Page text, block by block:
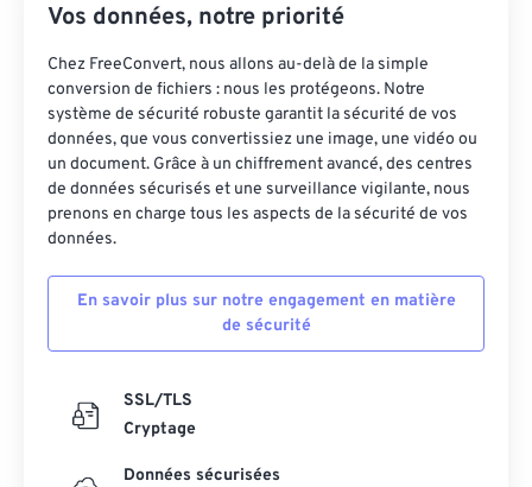
Vos données, notre priorité
Chez FreeConvert, nous allons au-delà de la simple
conversion de fichiers : nous les protégeons. Notre
système de sécurité robuste garantit la sécurité de vos
données, que vous convertissiez une image, une vidéo ou
un document. Grâce à un chiffrement avancé, des centres
de données sécurisés et une surveillance vigilante, nous
prenons en charge tous les aspects de la sécurité de vos
données.
En savoir plus sur notre engagement en matière
de sécurité
SSL/TLS
Cryptage
Données sécurisées